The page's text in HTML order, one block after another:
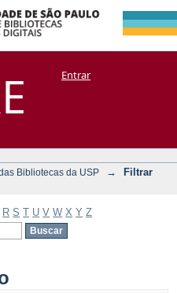
por:
+ CoriscoEntrar
Bibliotecas da USP →
Filtrar
R S T U V W X Y Z